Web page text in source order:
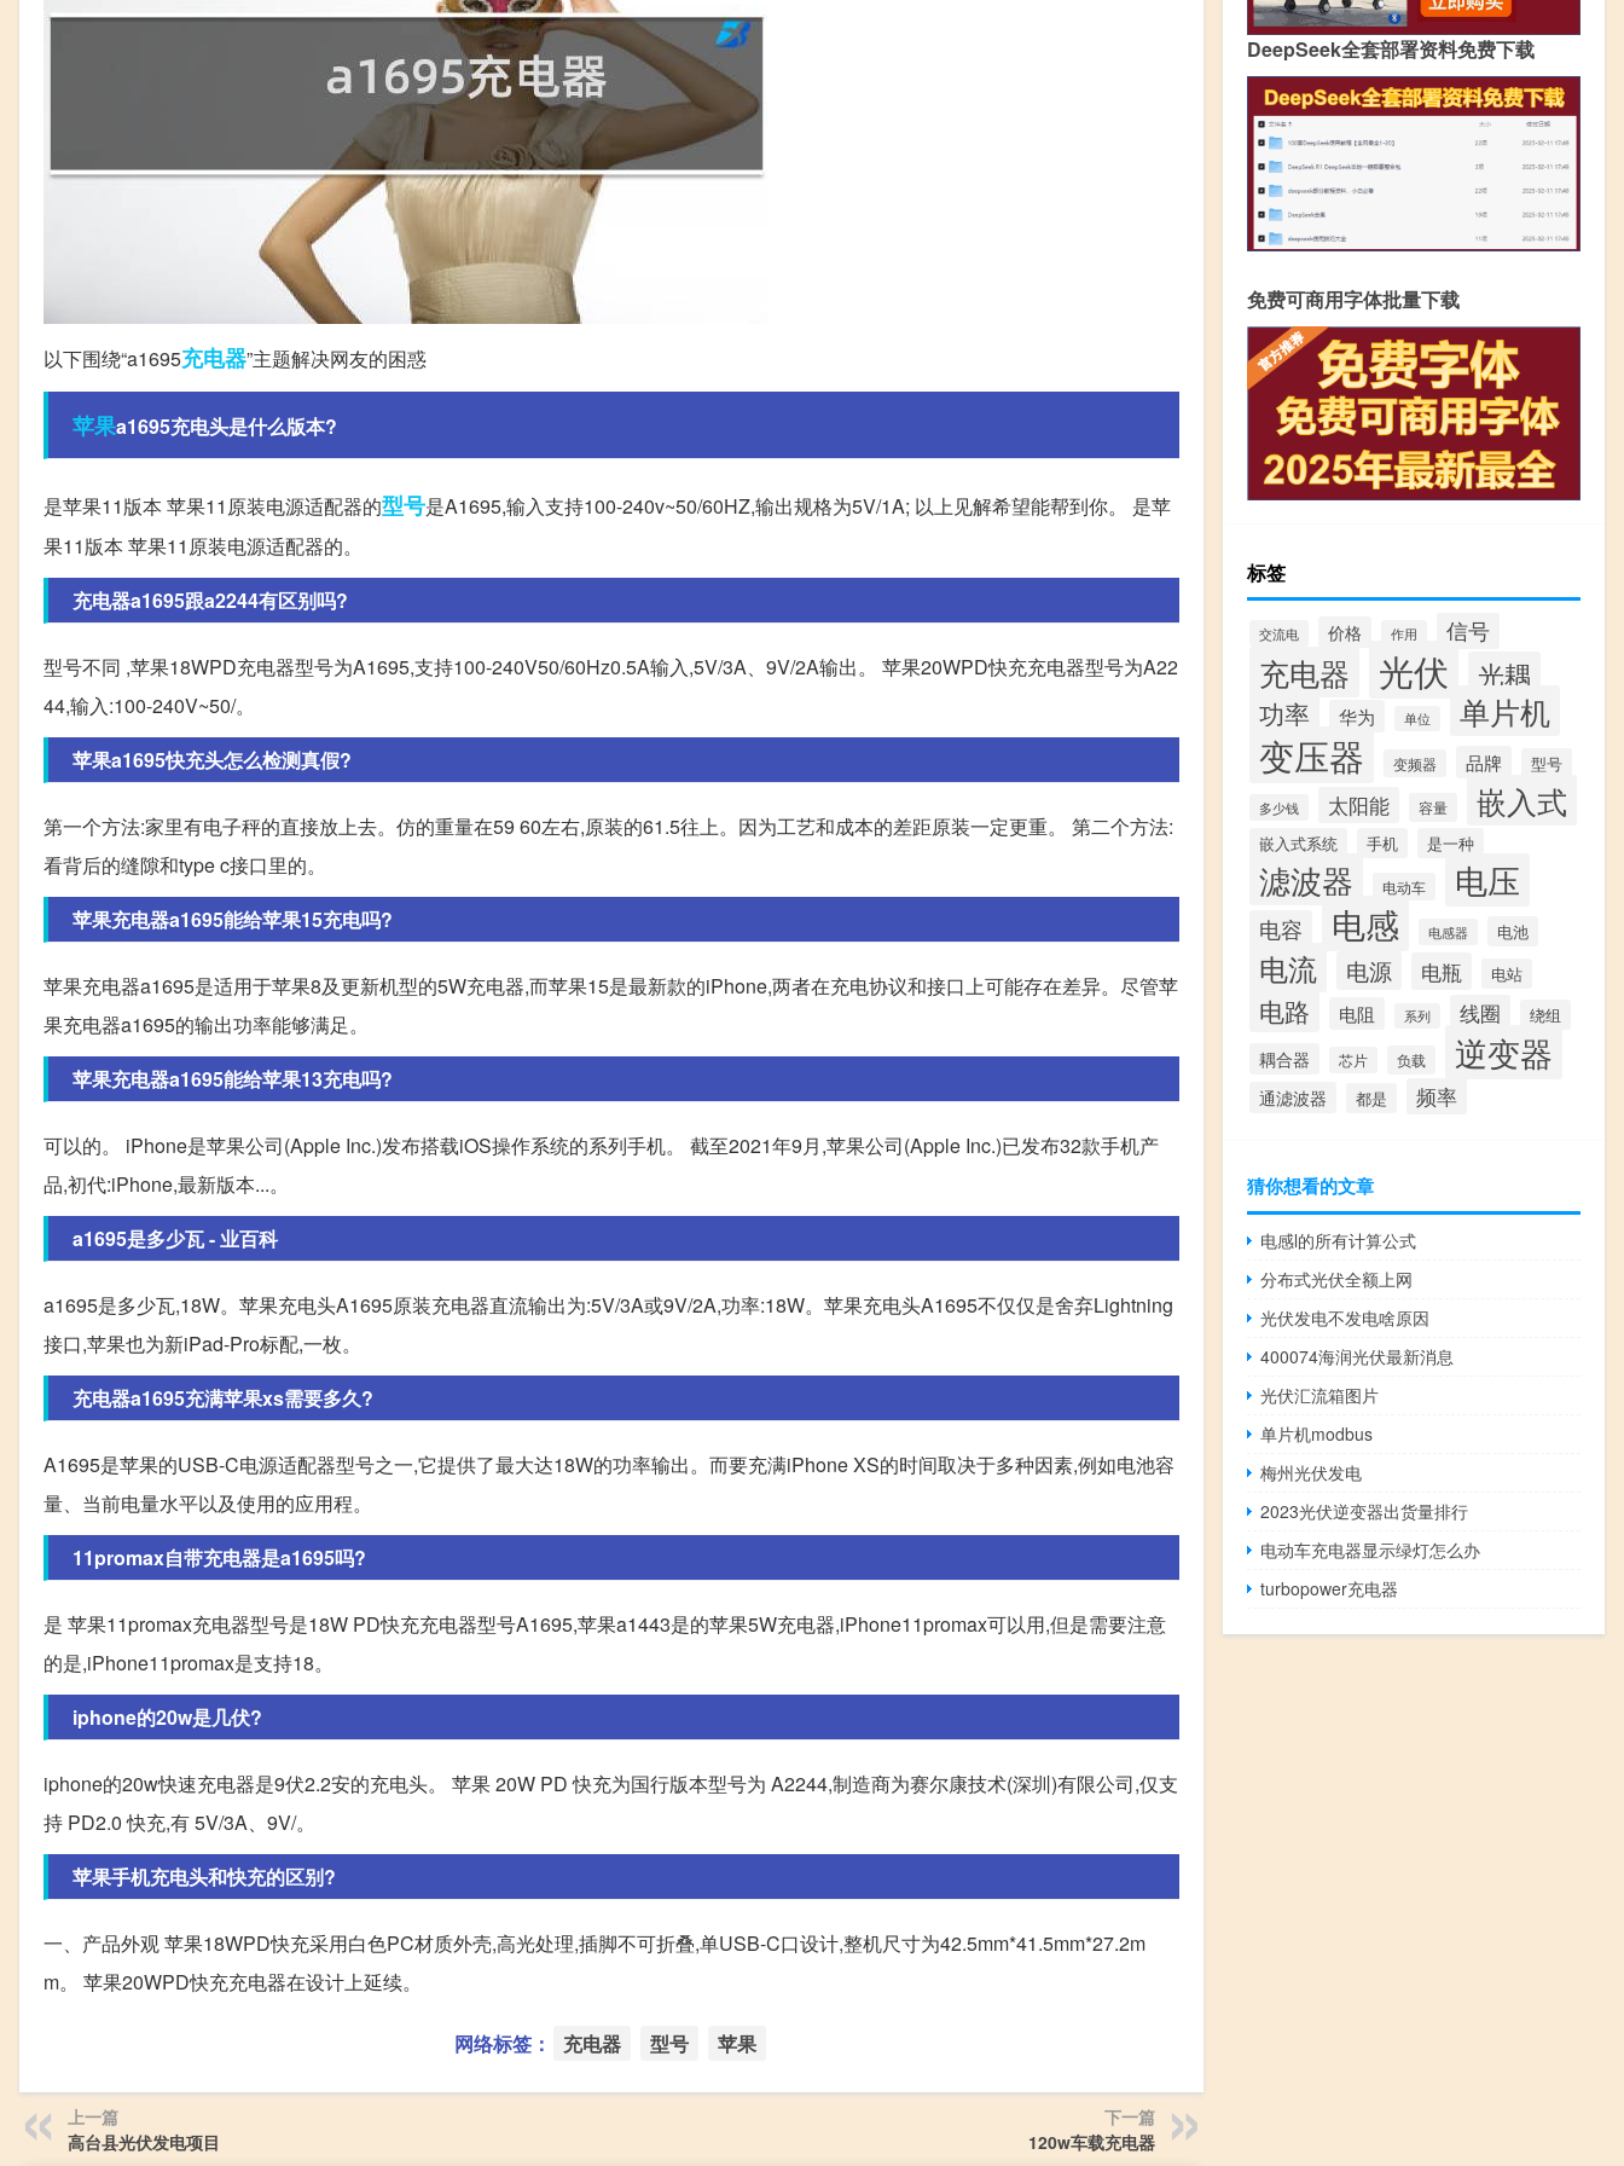
以下围绕“a1695充电器”主题解决网友的困惑
苹果a1695充电头是什么版本?
是苹果11版本 苹果11原装电源适配器的型号是A1695,输入支持100-240v~50/60HZ,输出规格为5V/1A; 以上见解希望能帮到你。 是苹
果11版本 苹果11原装电源适配器的。
充电器a1695跟a2244有区别吗?
型号不同 ,苹果18WPD充电器型号为A1695,支持100-240V50/60Hz0.5A输入,5V/3A、9V/2A输出。 苹果20WPD快充充电器型号为A22
44,输入:100-240V~50/。
苹果a1695快充头怎么检测真假?
第一个方法:家里有电子秤的直接放上去。仿的重量在59 60左右,原装的61.5往上。因为工艺和成本的差距原装一定更重。 第二个方法:
看背后的缝隙和type c接口里的。
苹果充电器a1695能给苹果15充电吗?
苹果充电器a1695是适用于苹果8及更新机型的5W充电器,而苹果15是最新款的iPhone,两者在充电协议和接口上可能存在差异。尽管苹
果充电器a1695的输出功率能够满足。
苹果充电器a1695能给苹果13充电吗?
可以的。 iPhone是苹果公司(Apple Inc.)发布搭载iOS操作系统的系列手机。 截至2021年9月,苹果公司(Apple Inc.)已发布32款手机产
品,初代:iPhone,最新版本...。
a1695是多少瓦 - 业百科
a1695是多少瓦,18W。苹果充电头A1695原装充电器直流输出为:5V/3A或9V/2A,功率:18W。苹果充电头A1695不仅仅是舍弃Lightning
接口,苹果也为新iPad-Pro标配,一枚。
充电器a1695充满苹果xs需要多久?
A1695是苹果的USB-C电源适配器型号之一,它提供了最大达18W的功率输出。而要充满iPhone XS的时间取决于多种因素,例如电池容
量、当前电量水平以及使用的应用程。
11promax自带充电器是a1695吗?
是 苹果11promax充电器型号是18W PD快充充电器型号A1695,苹果a1443是的苹果5W充电器,iPhone11promax可以用,但是需要注意
的是,iPhone11promax是支持18。
iphone的20w是几伏?
iphone的20w快速充电器是9伏2.2安的充电头。 苹果 20W PD 快充为国行版本型号为 A2244,制造商为赛尔康技术(深圳)有限公司,仅支
持 PD2.0 快充,有 5V/3A、9V/。
苹果手机充电头和快充的区别?
一、产品外观 苹果18WPD快充采用白色PC材质外壳,高光处理,插脚不可折叠,单USB-C口设计,整机尺寸为42.5mm*41.5mm*27.2m
m。 苹果20WPD快充充电器在设计上延续。
网络标签： 充电器 型号 苹果
上一篇
高台县光伏发电项目
下一篇
120w车载充电器
DeepSeek全套部署资料免费下载
免费可商用字体批量下载
标签
交流电 价格 作用 信号
充电器 光伏
光耦
功率
华为 单位 单片机
变压器 变频器 品牌 型号
多少钱 太阳能 容量 嵌入式
嵌入式系统 手机 是一种
滤波器 电动车 电压
电容 电感 电感器 电池
电流 电源 电瓶 电站
电路 电阻 系列 线圈 绕组
耦合器 芯片 负载 逆变器
通滤波器 都是 频率
猜你想看的文章
电感l的所有计算公式
分布式光伏全额上网
光伏发电不发电啥原因
400074海润光伏最新消息
光伏汇流箱图片
单片机modbus
梅州光伏发电
2023光伏逆变器出货量排行
电动车充电器显示绿灯怎么办
turbopower充电器